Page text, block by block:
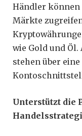
Händler können
Märkte
wie Gold und
stehen über
Unterstützt die